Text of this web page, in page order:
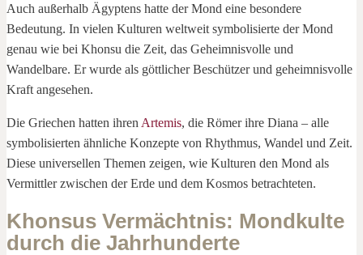
Auch außerhalb Ägyptens hatte der Mond eine besondere
Bedeutung. In vielen Kulturen weltweit symbolisierte der Mond
genau wie bei Khonsu die Zeit, das Geheimnisvolle und
Wandelbare. Er wurde als göttlicher Beschützer und geheimnisvolle
Kraft angesehen.
Die Griechen hatten ihren Artemis, die Römer ihre Diana – alle
symbolisierten ähnliche Konzepte von Rhythmus, Wandel und Zeit.
Diese universellen Themen zeigen, wie Kulturen den Mond als
Vermittler zwischen der Erde und dem Kosmos betrachteten.
Khonsus Vermächtnis: Mondkulte
durch die Jahrhunderte